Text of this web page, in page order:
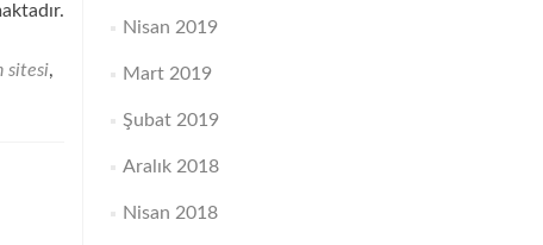
sitesi,
Nisan 2019
Mart 2019
Şubat 2019
Aralık 2018
Nisan 2018